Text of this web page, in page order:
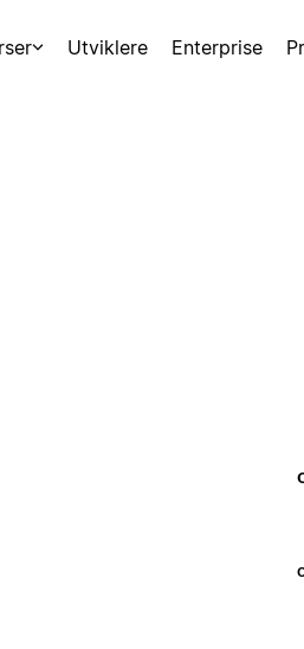
Utviklere Enterprise